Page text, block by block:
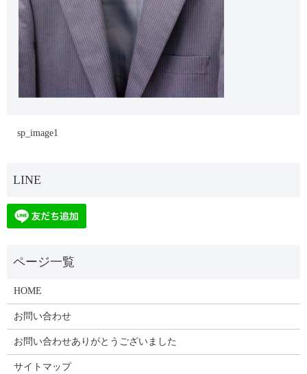
sp_image1
HOME
お問い合わせ
お問い合わせありがとうございました
サイトマップ